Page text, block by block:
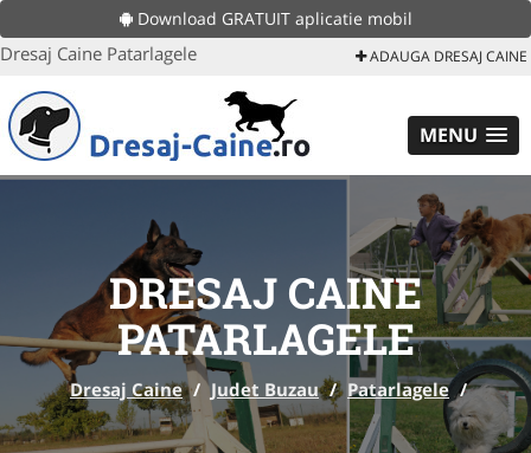
Download GRATUIT aplicatie mobil
Dresaj Caine Patarlagele ADAUGA DRESAJ CAINE
MENU
DRESAJ CAINE
PATARLAGELE
Dresaj Caine / Judet Buzau / Patarlagele /